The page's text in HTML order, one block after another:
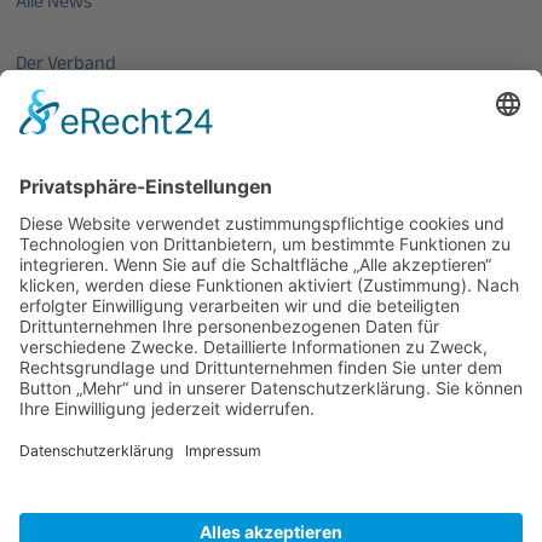
Der Verband
Über uns
Mitglieder vom OptecNet
Mitglied werden
PHOTONICS GERMANY
Vorstand
Veranstaltungen
Alle Veranstaltungen
Jobs
Alle Jobs
Kontakt